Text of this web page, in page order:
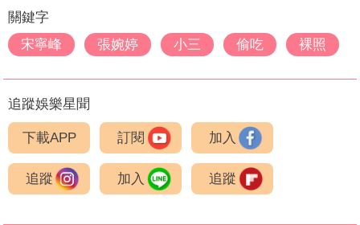
關鍵字
宋寧峰
張婉婷 小三 偷吃 裸照
追蹤娛樂星聞
下載APP 訂閱 加入
追蹤 加入 追蹤